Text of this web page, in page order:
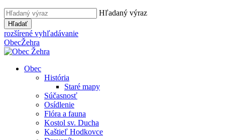
Hľadaný výraz
Hľadať
rozšírené vyhľadávanie
ObecŽehra
Obec
História
Staré mapy
Súčasnosť
Osídlenie
Flóra a fauna
Kostol sv. Ducha
Kaštieľ Hodkovce